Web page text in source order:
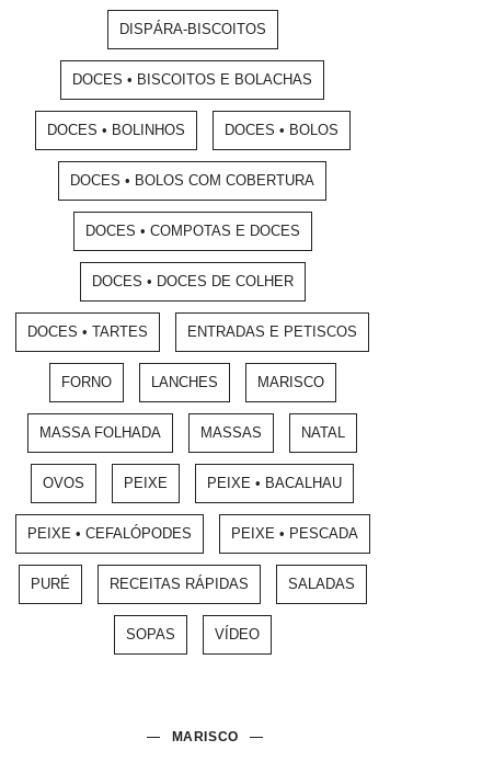
DISPÁRA-BISCOITOS
DOCES • BISCOITOS E BOLACHAS
DOCES • BOLINHOS DOCES • BOLOS
DOCES • BOLOS COM COBERTURA
DOCES • COMPOTAS E DOCES
DOCES • DOCES DE COLHER
DOCES • TARTES ENTRADAS E PETISCOS
FORNO LANCHES MARISCO
MASSA FOLHADA MASSAS NATAL
OVOS PEIXE PEIXE • BACALHAU
PEIXE • CEFALÓPODES PEIXE • PESCADA
PURÉ RECEITAS RÁPIDAS SALADAS
SOPAS VÍDEO
MARISCO